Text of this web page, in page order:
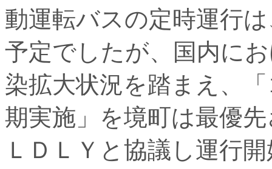
動運転バスの定時運行
予定でしたが、国内に
染拡大状況を踏まえ、
期実施」を境町は最優
ＬＤＬＹと協議し運行